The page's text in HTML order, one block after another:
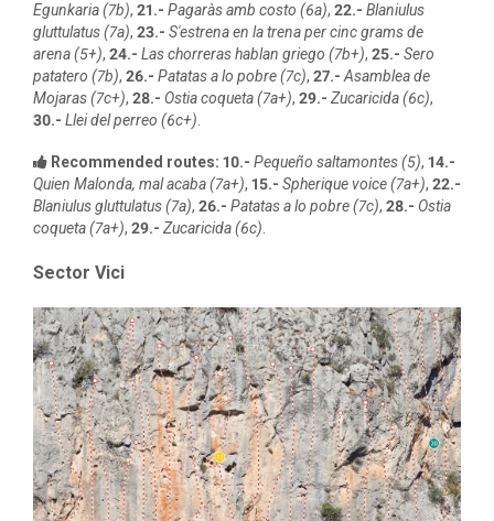
Egunkaria (7b), 21.- Pagaràs amb costo (6a), 22.- Blaniulus
gluttulatus (7a), 23.- S'estrena en la trena per cinc grams de
arena (5+), 24.- Las chorreras hablan griego (7b+), 25.- Sero
patatero (7b), 26.- Patatas a lo pobre (7c), 27.- Asamblea de
Mojaras (7c+), 28.- Ostia coqueta (7a+), 29.- Zucaricida (6c),
30.- Llei del perreo (6c+).
Recommended routes: 10.- Pequeño saltamontes (5), 14.-
Quien Malonda, mal acaba (7a+), 15.- Spherique voice (7a+), 22.-
Blaniulus gluttulatus (7a), 26.- Patatas a lo pobre (7c), 28.- Ostia
coqueta (7a+), 29.- Zucaricida (6c).
Sector Vici